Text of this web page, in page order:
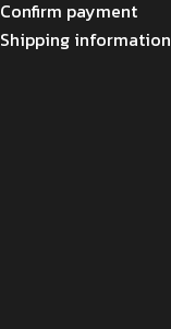
Confirm payment
Shipping information